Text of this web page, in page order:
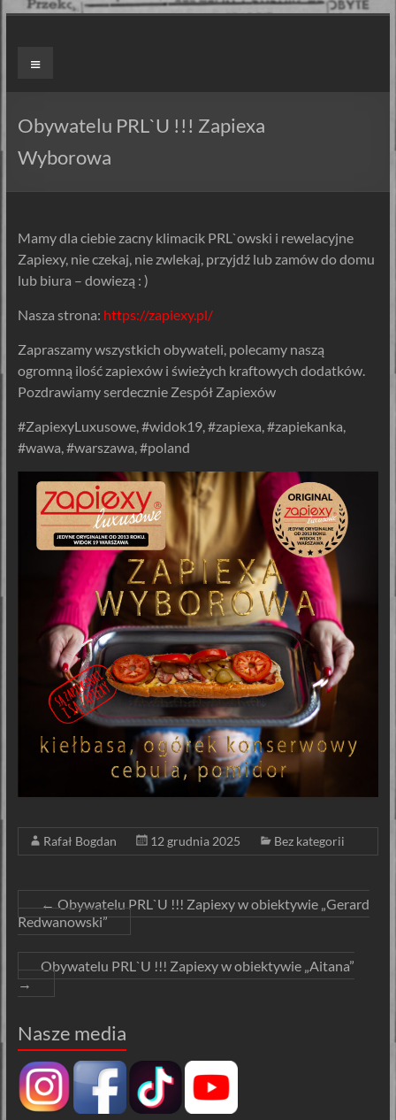
Skip
ZAPIEXY
–
SMAK
PRL`U
ORYGINALNE!
Są
Zapiekanki
i
Zapiexy.
Menu
Obywatelu PRL`U !!! Zapiexa
Wyborowa
Mamy dla ciebie zacny klimacik PRL`owski i rewelacyjne
Zapiexy, nie czekaj, nie zwlekaj, przyjdź lub zamów do domu
lub biura – dowiezą : )
Nasza strona: https://zapiexy.pl/
Zapraszamy wszystkich obywateli, polecamy naszą
ogromną ilość zapiexów i świeżych kraftowych dodatków.
Pozdrawiamy serdecznie Zespół Zapiexów
#ZapiexyLuxusowe, #widok19, #zapiexa, #zapiekanka,
#wawa, #warszawa, #poland
Rafał Bogdan 12 grudnia 2025 Bez kategorii
←Obywatelu PRL`U !!! Zapiexy w obiektywie „Gerard
Redwanowski”
Obywatelu PRL`U !!! Zapiexy w obiektywie „Aitana”
→
Nasze media